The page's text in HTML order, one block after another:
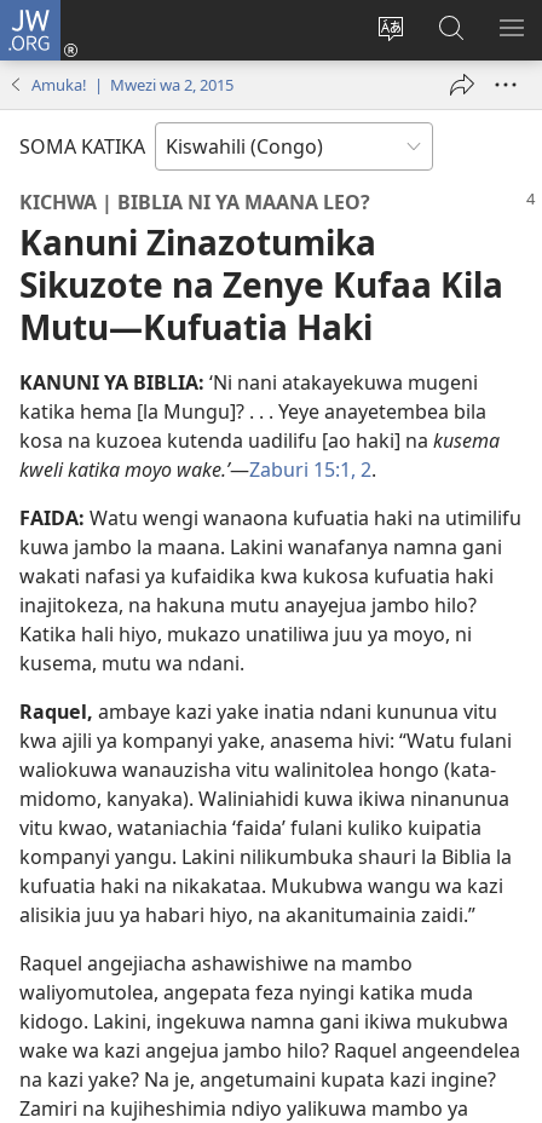
JW.ORG
Badili
adresi
Ingia
(opens
Tafuta
ku
JW.ORG
Amuka! | Mwezi wa 2, 2015
SOMA KATIKA
KICHWA | BIBLIA NI YA MAANA LEO?
Kanuni Zinazotumika
Sikuzote na Zenye Kufaa Kila
Mutu—Kufuatia Haki
KANUNI YA BIBLIA: ‘Ni nani atakayekuwa mugeni
katika hema [la Mungu]? . . . Yeye anayetembea bila
kosa na kuzoea kutenda uadilifu [ao haki] na kusema
kweli katika moyo wake.’—Zaburi 15:1, 2.
FAIDA: Watu wengi wanaona kufuatia haki na utimilifu
kuwa jambo la maana. Lakini wanafanya namna gani
wakati nafasi ya kufaidika kwa kukosa kufuatia haki
inajitokeza, na hakuna mutu anayejua jambo hilo?
Katika hali hiyo, mukazo unatiliwa juu ya moyo, ni
kusema, mutu wa ndani.
Raquel, ambaye kazi yake inatia ndani kununua vitu
kwa ajili ya kompanyi yake, anasema hivi: “Watu fulani
waliokuwa ­wanauzisha vitu walinitolea hongo (kata-
midomo, kanyaka). Waliniahidi kuwa ikiwa ninanunua
vitu kwao, wataniachia ‘faida’ fulani kuliko kuipatia
kompanyi yangu. Lakini nilikumbuka shauri la Biblia la
kufuatia haki na nikakataa. Mukubwa wangu wa kazi
alisikia juu ya habari hiyo, na akanitumainia zaidi.”
Raquel angejiacha ashawishiwe na mambo
waliyomutolea, angepata feza nyingi katika muda
kidogo. Lakini, ingekuwa namna gani ikiwa mukubwa
wake wa kazi angejua jambo hilo? Raquel angeendelea
na kazi yake? Na je, angetumaini kupata kazi ingine?
Zamiri na kujiheshimia ndiyo yalikuwa mambo ya